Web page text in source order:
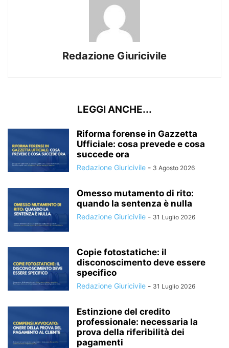
Redazione Giuricivile
LEGGI ANCHE...
Riforma forense in Gazzetta
Ufficiale: cosa prevede e cosa
succede ora
Redazione Giuricivile - 3 Agosto 2026
Omesso mutamento di rito:
quando la sentenza è nulla
Redazione Giuricivile - 31 Luglio 2026
Copie fotostatiche: il
disconoscimento deve essere
specifico
Redazione Giuricivile - 31 Luglio 2026
Estinzione del credito
professionale: necessaria la
prova della riferibilità dei
pagamenti